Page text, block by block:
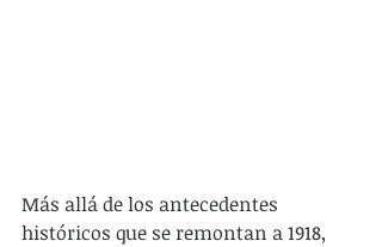
Más allá de los antecedentes
históricos que se remontan a 1918,